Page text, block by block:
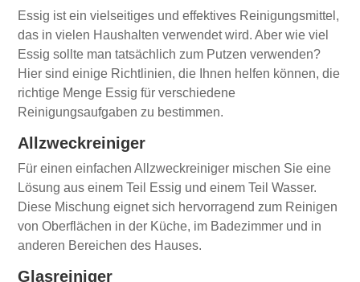
Essig ist ein vielseitiges und effektives Reinigungsmittel,
das in vielen Haushalten verwendet wird. Aber wie viel
Essig sollte man tatsächlich zum Putzen verwenden?
Hier sind einige Richtlinien, die Ihnen helfen können, die
richtige Menge Essig für verschiedene
Reinigungsaufgaben zu bestimmen.
Allzweckreiniger
Für einen einfachen Allzweckreiniger mischen Sie eine
Lösung aus einem Teil Essig und einem Teil Wasser.
Diese Mischung eignet sich hervorragend zum Reinigen
von Oberflächen in der Küche, im Badezimmer und in
anderen Bereichen des Hauses.
Glasreiniger